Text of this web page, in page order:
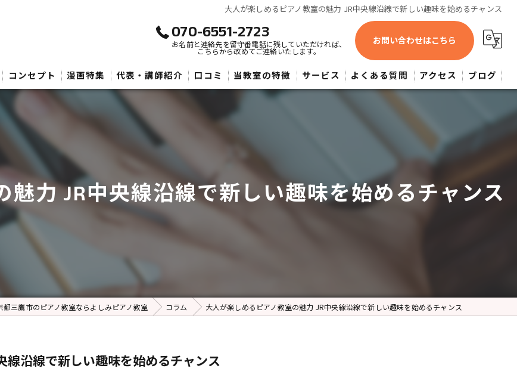
大人が楽しめるピアノ教室の魅力 JR中央線沿線で新しい趣味を始めるチャンス
070-6551-2723
お名前と連絡先を留守番電話に残していただければ、
こちらから改めてご連絡いたします。
お問い合わせはこちら
コンセプト 漫画特集 代表・講師紹介 口コミ 当教室の特徴
初心者
サービス よくある質問 アクセス ブログ
魅力 JR中央線沿線で新しい趣味を始めるチャンス
都三鷹市のピアノ教室ならよしみピアノ教室 コラム 大人が楽しめるピアノ教室の魅力 JR中央線沿線で新しい趣味を始めるチャンス
線沿線で新しい趣味を始めるチャンス